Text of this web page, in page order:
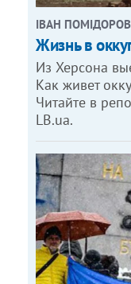
ІВАН ПОМІДОРОВ
Жизнь в
Из Херсона
Как живет
Читайте в
LB.ua.